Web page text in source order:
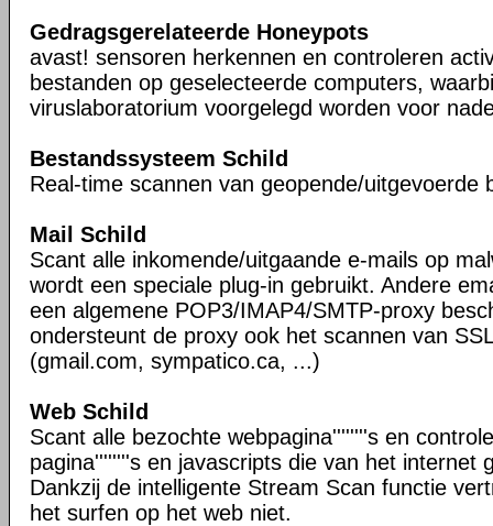
Gedragsgerelateerde Honeypots
avast! sensoren herkennen en controleren
bestanden op geselecteerde computers,
viruslaboratorium voorgelegd worden voor
Bestandssysteem Schild
Real-time scannen van geopende/uitgevoerde
Mail Schild
Scant alle inkomende/uitgaande e-mails op
wordt een speciale plug-in gebruikt. Andere
een algemene POP3/IMAP4/SMTP-proxy
ondersteunt de proxy ook het scannen van
(gmail.com, sympatico.ca, ...)
Web Schild
Scant alle bezochte webpagina''''''''s en
pagina''''''''s en javascripts die van het internet
Dankzij de intelligente Stream Scan functie
het surfen op het web niet.